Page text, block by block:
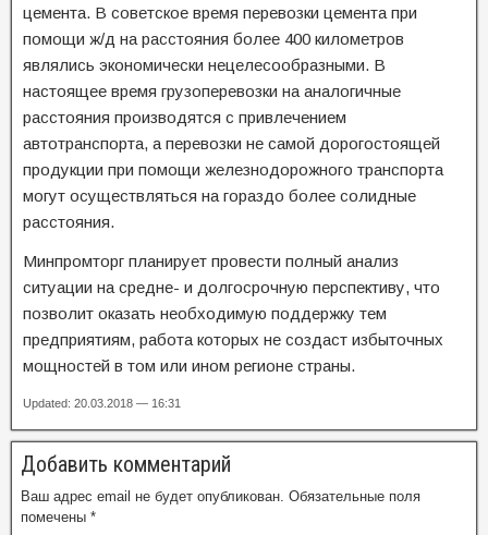
цемента. В советское время перевозки цемента при
помощи ж/д на расстояния более 400 километров
являлись экономически нецелесообразными. В
настоящее время грузоперевозки на аналогичные
расстояния производятся с привлечением
автотранспорта, а перевозки не самой дорогостоящей
продукции при помощи железнодорожного транспорта
могут осуществляться на гораздо более солидные
расстояния.
Минпромторг планирует провести полный анализ
ситуации на средне- и долгосрочную перспективу, что
позволит оказать необходимую поддержку тем
предприятиям, работа которых не создаст избыточных
мощностей в том или ином регионе страны.
Updated: 20.03.2018 — 16:31
Добавить комментарий
Ваш адрес email не будет опубликован. Обязательные поля
помечены *